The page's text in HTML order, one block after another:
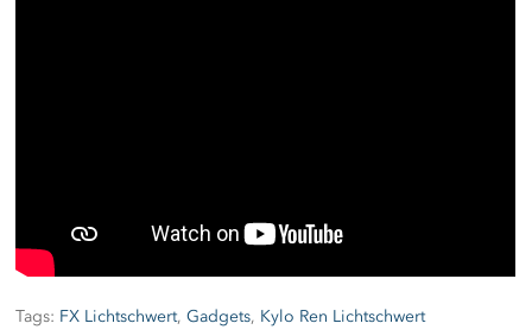
Tags: FX Lichtschwert,Gadgets, Kylo Ren Lichtschwert